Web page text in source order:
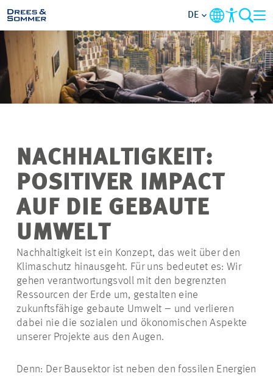
BRANCHEN
LEISTUNGEN
IM FOKUS
KONTAKT
PROJEKTE
DE
NACHHALTIGKEIT:
POSITIVER IMPACT
AUF DIE GEBAUTE
UMWELT
Nachhaltigkeit ist ein Konzept, das weit über den
Klimaschutz hinausgeht. Für uns bedeutet es: Wir
gehen verantwortungsvoll mit den begrenzten
Ressourcen der Erde um, gestalten eine
zukunftsfähige gebaute Umwelt – und verlieren
dabei nie die sozialen und ökonomischen Aspekte
unserer Projekte aus den Augen.
Denn: Der Bausektor ist neben den fossilen Energien